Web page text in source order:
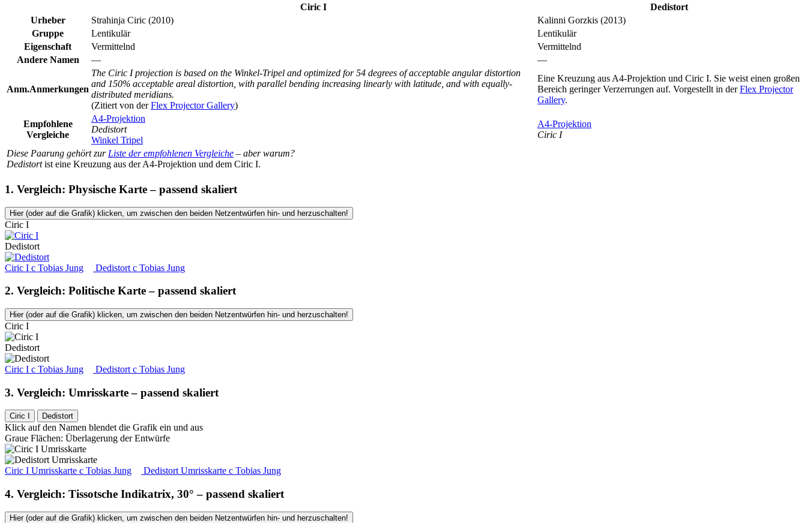
Ciric I
Dedistort
Urheber
Strahinja Ciric (2010)
Kalinni Gorzkis (2013)
Gruppe
Lentikulär
Lentikulär
Eigenschaft
Vermittelnd
Vermittelnd
Andere Namen
— —
Anm.Anmerkungen
The Ciric I projection is based on the Winkel-Tripel and optimized for 54 degrees of acceptable angular distortion
and 150% acceptable areal distortion, with parallel bending increasing linearly with latitude, and with equally-
distributed meridians.
(Zitiert von derFlex Projector Gallery)
Eine Kreuzung aus A4-Projektion und Ciric I. Sie weist einen großen
Bereich geringer Verzerrungen auf. Vorgestellt in derFlex Projector
Gallery.
Empfohlene
Vergleiche
A4-Projektion
Dedistort
Winkel Tripel
A4-Projektion
Ciric I
Diese Paarung gehört zur Liste der empfohlenen Vergleiche – aber warum?
Dedistortist eine Kreuzung aus der A4-Projektion und dem Ciric I.
1. Vergleich: Physische Karte – passend skaliert
Hier (oder auf die Grafik) klicken, um zwischen den beiden Netzentwürfen hin- und herzuschalten!
Ciric I
Dedistort
Ciric I c Tobias Jung Dedistort c Tobias Jung
2. Vergleich: Politische Karte – passend skaliert
Hier (oder auf die Grafik) klicken, um zwischen den beiden Netzentwürfen hin- und herzuschalten!
Ciric I
Dedistort
Ciric I c Tobias Jung Dedistort c Tobias Jung
3. Vergleich: Umrisskarte – passend skaliert
Ciric I Dedistort
Klick auf den Namen blendet die Grafik ein und aus
Graue Flächen: Überlagerung der Entwürfe
Ciric I Umrisskarte c Tobias Jung Dedistort Umrisskarte c Tobias Jung
4. Vergleich: Tissotsche Indikatrix, 30° – passend skaliert
Hier (oder auf die Grafik) klicken, um zwischen den beiden Netzentwürfen hin- und herzuschalten!